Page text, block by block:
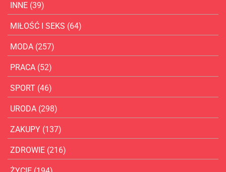
INNE (39)
MIŁOŚĆ I SEKS (64)
MODA (257)
PRACA (52)
SPORT (46)
URODA (298)
ZAKUPY (137)
ZDROWIE (216)